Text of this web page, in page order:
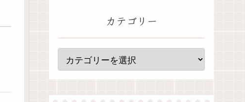
カテゴリー